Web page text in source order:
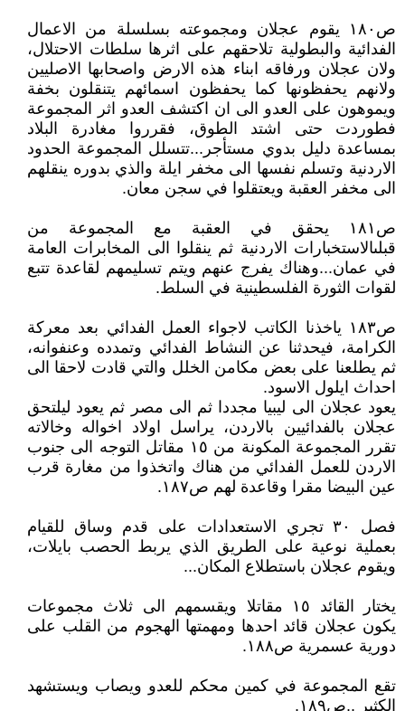
ص١٨٠ يقوم عجلان ومجموعته بسلسلة من الاعمال
الفدائية والبطولية تلاحقهم على اثرها سلطات الاحتلال،
ولان عجلان ورفاقه ابناء هذه الارض واصحابها الاصليين
ولانهم يحفظونها كما يحفظون اسمائهم يتنقلون بخفة
ويموهون على العدو الى ان اكتشف العدو اثر المجموعة
فطوردت حتى اشتد الطوق، فقرروا مغادرة البلاد
بمساعدة دليل بدوي مستأجر...تتسلل المجموعة الحدود
الاردنية وتسلم نفسها الى مخفر ايلة والذي بدوره ينقلهم
الى مخفر العقبة ويعتقلوا في سجن معان.
ص١٨١ يحقق في العقبة مع المجموعة من
قبلىالاستخبارات الاردنية ثم ينقلوا الى المخابرات العامة
في عمان...وهناك يفرج عنهم ويتم تسليمهم لقاعدة تتبع
لقوات الثورة الفلسطينية في السلط.
ص١٨٣ ياخذنا الكاتب لاجواء العمل الفدائي بعد معركة
الكرامة، فيحدثنا عن النشاط الفدائي وتمدده وعنفوانه،
ثم يطلعنا على بعض مكامن الخلل والتي قادت لاحقا الى
احداث ايلول الاسود.
يعود عجلان الى ليبيا مجددا ثم الى مصر ثم يعود ليلتحق
عجلان بالفدائيين بالاردن، يراسل اولاد اخواله وخالاته
تقرر المجموعة المكونة من ١٥ مقاتل التوجه الى جنوب
الاردن للعمل الفدائي من هناك واتخذوا من مغارة قرب
عين البيضا مقرا وقاعدة لهم ص١٨٧.
فصل ٣٠ تجري الاستعدادات على قدم وساق للقيام
بعملية نوعية على الطريق الذي يربط الحصب بايلات،
ويقوم عجلان باستطلاع المكان...
يختار القائد ١٥ مقاتلا ويقسمهم الى ثلاث مجموعات
يكون عجلان قائد احدها ومهمتها الهجوم من القلب على
دورية عسمرية ص١٨٨.
تقع المجموعة في كمين محكم للعدو ويصاب ويستشهد
الكثير ..ص١٨٩.